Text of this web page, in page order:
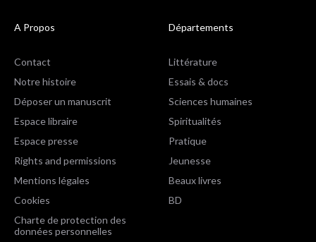
A Propos
Contact
Notre histoire
Déposer un manuscrit
Espace libraire
Espace presse
Rights and permissions
Mentions légales
Cookies
Charte de protection des
données personnelles
Départements
Littérature
Essais & docs
Sciences humaines
Spiritualités
Pratique
Jeunesse
Beaux livres
BD